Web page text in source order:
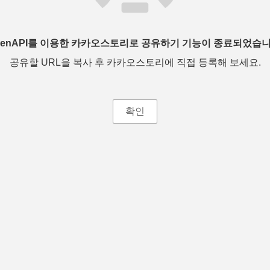
를 이용한 카카오스토리로 공유하기 기능이 종료되었습
공유할 URL을 복사 후 카카오스토리에 직접 등록해 보세요.
확인